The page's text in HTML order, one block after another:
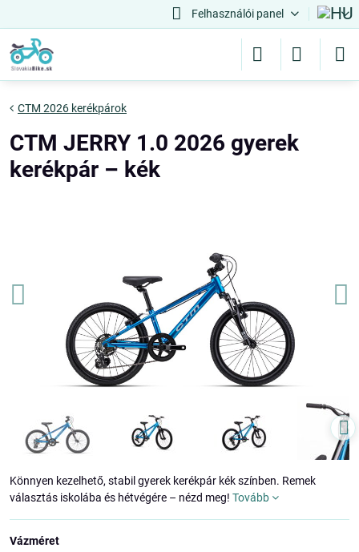
Felhasználói panel
CTM 2026 kerékpárok
CTM JERRY 1.0 2026 gyerek
kerékpár – kék
Könnyen kezelhető, stabil gyerek kerékpár kék színben. Remek
választás iskolába és hétvégére – nézd meg! Tovább
Vázméret